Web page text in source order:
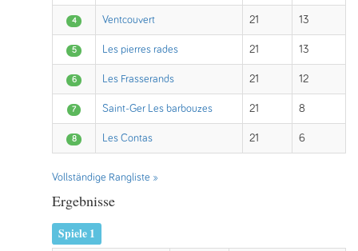
4 Ventcouvert 21 13
5 Les pierres rades 21 13
6 Les Frasserands 21 12
7 Saint-Ger Les barbouzes 21 8
8 Les Contas 21 6
Vollständige Rangliste »
Ergebnisse
Spiele 1